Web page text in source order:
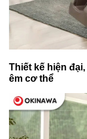
Thiết kế hiện
êm cơ thể